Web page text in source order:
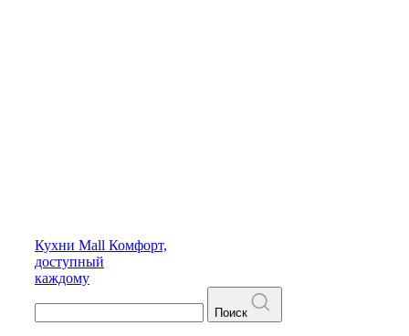
Кухни Mall Комфорт,
доступный
каждому
Поиск